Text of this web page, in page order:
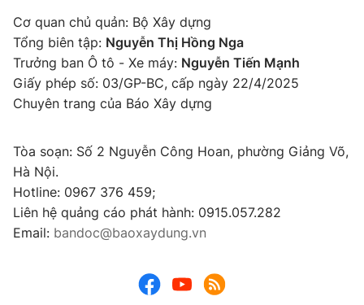
Cơ quan chủ quản: Bộ Xây dựng
Tổng biên tập: Nguyễn Thị Hồng Nga
Trưởng ban Ô tô - Xe máy: Nguyễn Tiến Mạnh
Giấy phép số: 03/GP-BC, cấp ngày 22/4/2025
Chuyên trang của Báo Xây dựng
Tòa soạn: Số 2 Nguyễn Công Hoan, phường Giảng Võ,
Hà Nội.
Hotline: 0967 376 459;
Liên hệ quảng cáo phát hành: 0915.057.282
Email: bandoc@baoxaydung.vn